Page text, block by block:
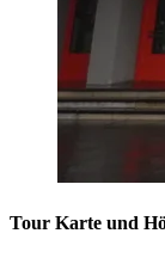
Tour Karte und